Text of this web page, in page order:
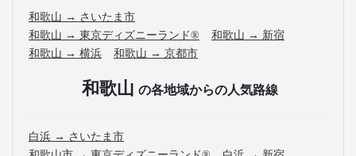
和歌山 → さいたま市
和歌山 → 東京ディズニーランド®
和歌山 → 新宿
和歌山 → 横浜
和歌山 → 京都市
和歌山 の各地域からの人気路線
白浜 → さいたま市